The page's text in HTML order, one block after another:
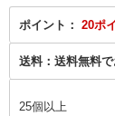
ポイント： 20ポ
送料： 送料無料
25個以上